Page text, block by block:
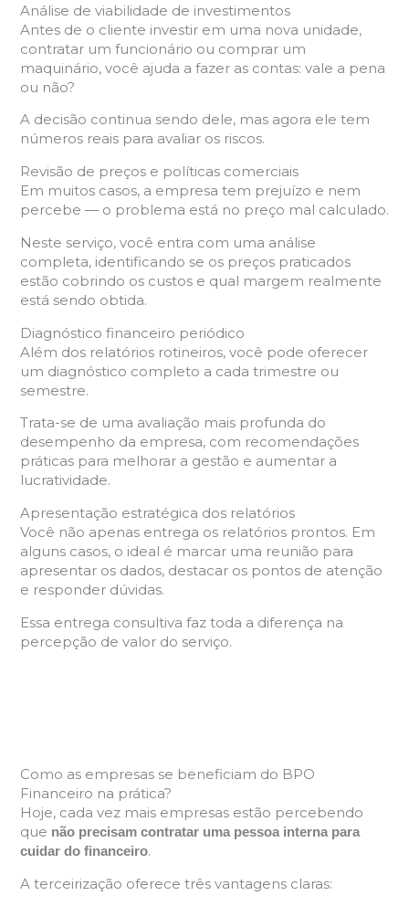
Análise de viabilidade de investimentos
Antes de o cliente investir em uma nova unidade,
contratar um funcionário ou comprar um
maquinário, você ajuda a fazer as contas: vale a pena
ou não?
A decisão continua sendo dele, mas agora ele tem
números reais para avaliar os riscos.
Revisão de preços e políticas comerciais
Em muitos casos, a empresa tem prejuízo e nem
percebe — o problema está no preço mal calculado.
Neste serviço, você entra com uma análise
completa, identificando se os preços praticados
estão cobrindo os custos e qual margem realmente
está sendo obtida.
Diagnóstico financeiro periódico
Além dos relatórios rotineiros, você pode oferecer
um diagnóstico completo a cada trimestre ou
semestre.
Trata-se de uma avaliação mais profunda do
desempenho da empresa, com recomendações
práticas para melhorar a gestão e aumentar a
lucratividade.
Apresentação estratégica dos relatórios
Você não apenas entrega os relatórios prontos. Em
alguns casos, o ideal é marcar uma reunião para
apresentar os dados, destacar os pontos de atenção
e responder dúvidas.
Essa entrega consultiva faz toda a diferença na
percepção de valor do serviço.
Como as empresas se beneficiam do BPO
Financeiro na prática?
Hoje, cada vez mais empresas estão percebendo
que não precisam contratar uma pessoa interna para
cuidar do financeiro.
A terceirização oferece três vantagens claras: